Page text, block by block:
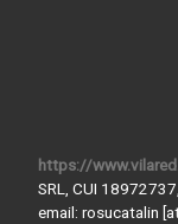
https://
SRL, CUI
email: rosucatalin